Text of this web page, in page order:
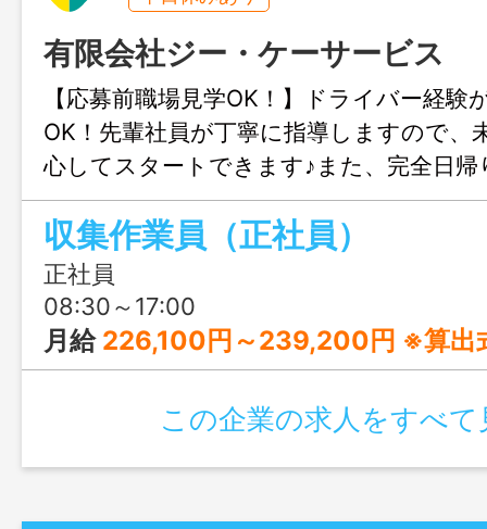
有限会社ジー・ケーサービス
【応募前職場見学OK！】ドライバー経験
OK！先輩社員が丁寧に指導しますので、
心してスタートできます♪また、完全日帰
し、実働7時間で、無理なく長く働ける環
す◎
収集作業員（正社員）
正社員
08:30～17:00
月給 226,100円～239,200円 ※算出式：日給 8,250円～8,500円×月24.4日稼働の場合 ※固定手当（携帯手当・職務手当・通勤
この企業の求人をすべて